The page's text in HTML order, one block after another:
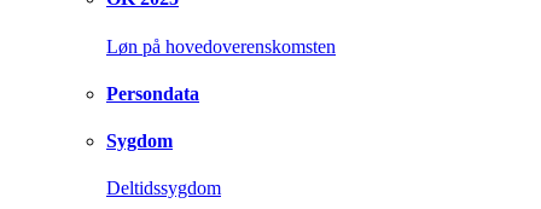
Løn på hovedoverenskomsten
Persondata
Sygdom
Deltidssygdom